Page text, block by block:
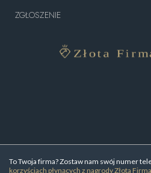
To Twoja firma? Zostaw nam swój numer
korzyściach płynących z nagrody Złota Firma
ZGŁOSZENIE